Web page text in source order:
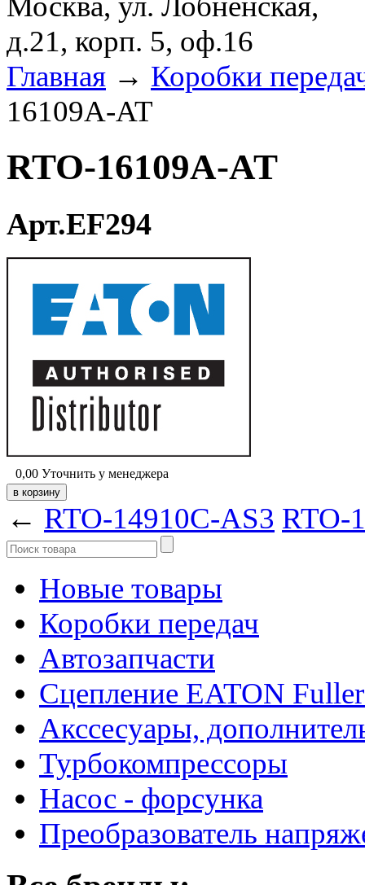
д.21, корп. 5, оф.16
Главная → Коробки
16109A-AT
RTO-16109A-AT
Арт.EF294
0,00 Уточнить у менеджера
← RTO-14910C-AS3 RTO-
Новые товары
Коробки передач
Автозапчасти
Сцепление EATON
Акссесуары,
Турбокомпрессоры
Насос - форсунка
Преобразователь